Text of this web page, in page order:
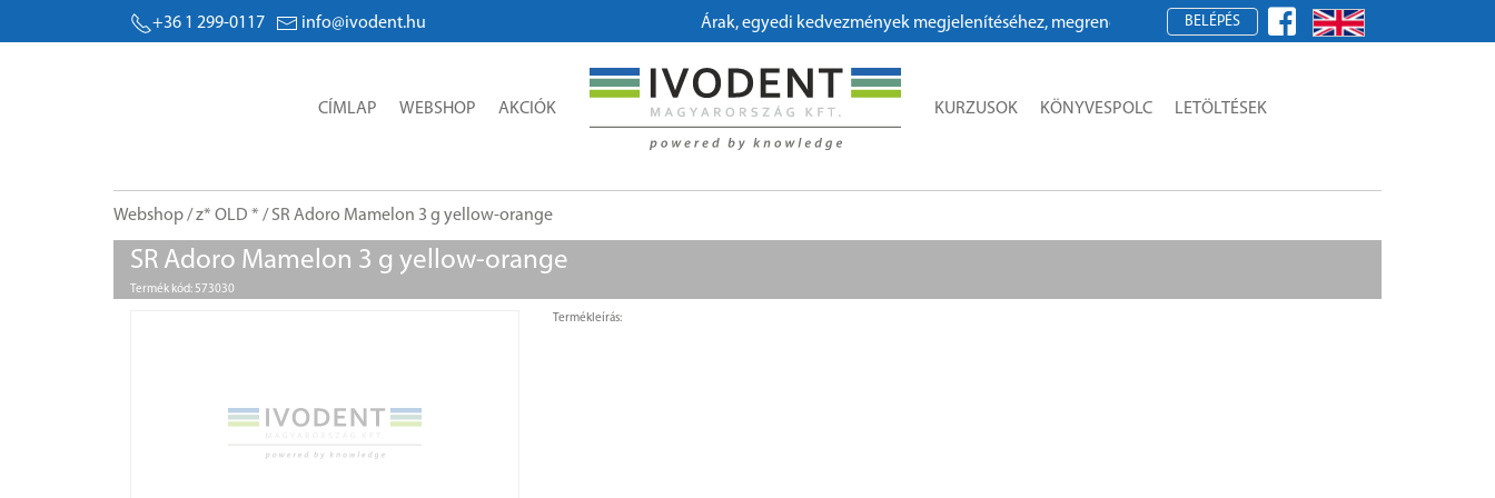
+36 1 299-0117 info@ivodent.hu Árak, egyedi kedvezmények megjelenítéséhez, megrendeléshez kérjük, regisztráljon!
BELÉPÉS
CÍMLAP WEBSHOP AKCIÓK KURZUSOK KÖNYVESPOLC LETÖLTÉSEK
Webshop/z* OLD * / SR Adoro Mamelon 3 g yellow-orange
SR Adoro Mamelon 3 g yellow-orange
Termék kód: 573030
Termékleírás: